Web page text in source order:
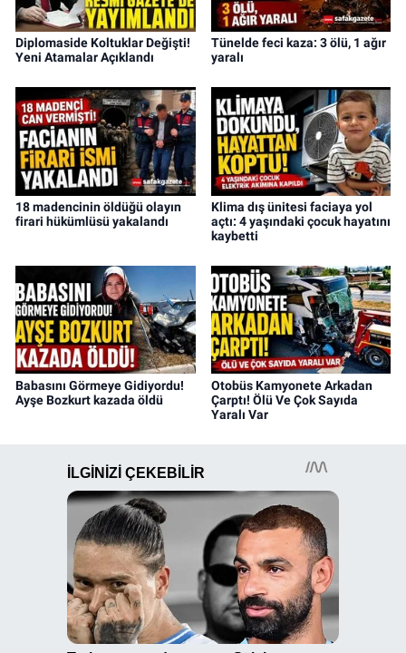
Diplomaside Koltuklar Değişti!
Yeni Atamalar Açıklandı
Tünelde feci kaza: 3 ölü, 1 ağır
yaralı
18 madencinin öldüğü olayın
firari hükümlüsü yakalandı
Klima dış ünitesi faciaya yol
açtı: 4 yaşındaki çocuk hayatını
kaybetti
Babasını Görmeye Gidiyordu!
Ayşe Bozkurt kazada öldü
Otobüs Kamyonete Arkadan
Çarptı! Ölü Ve Çok Sayıda
Yaralı Var